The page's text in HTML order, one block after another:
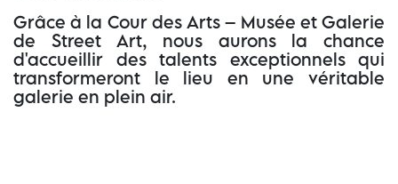
Grâce à la Cour des Arts – Musée et Galerie
de Street Art, nous aurons la chance
d'accueillir des talents exceptionnels qui
transformeront le lieu en une véritable
galerie en plein air.